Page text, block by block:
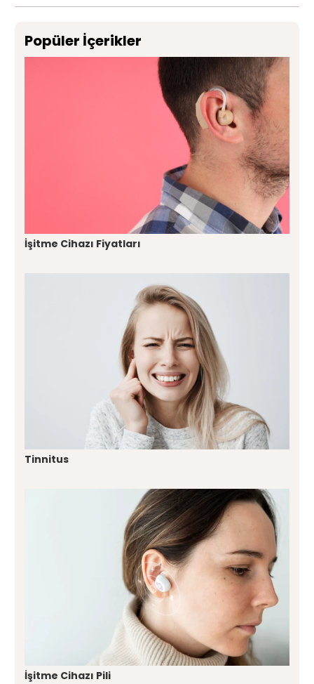
Popüler İçerikler
İşitme Cihazı Fiyatları
Tinnitus
İşitme Cihazı Pili